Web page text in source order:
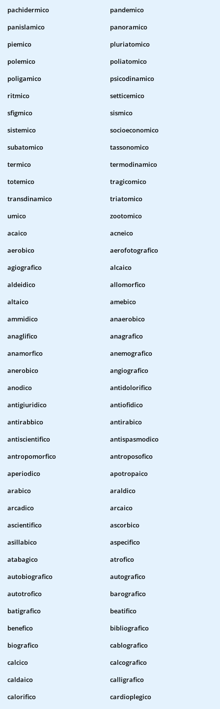
pachidermico
pandemico
panislamico
panoramico
piemico
pluriatomico
polemico
poliatomico
poligamico
psicodinamico
ritmico
setticemico
sfigmico
sismico
sistemico
socioeconomico
subatomico
tassonomico
termico
termodinamico
totemico
tragicomico
transdinamico
triatomico
umico
zootomico
acaico
acneico
aerobico
aerofotografico
agiografico
alcaico
aldeidico
allomorfico
altaico
amebico
ammidico
anaerobico
anaglifico
anagrafico
anamorfico
anemografico
anerobico
angiografico
anodico
antidolorifico
antigiuridico
antiofidico
antirabbico
antirabico
antiscientifico
antispasmodico
antropomorfico
antroposofico
aperiodico
apotropaico
arabico
araldico
arcadico
arcaico
ascientifico
ascorbico
asillabico
aspecifico
atabagico
atrofico
autobiografico
autografico
autotrofico
barografico
batigrafico
beatifico
benefico
bibliografico
biografico
cablografico
calcico
calcografico
caldaico
calligrafico
calorifico
cardioplegico